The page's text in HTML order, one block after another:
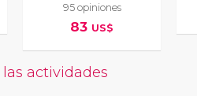
95 opiniones
83 US$
actividades